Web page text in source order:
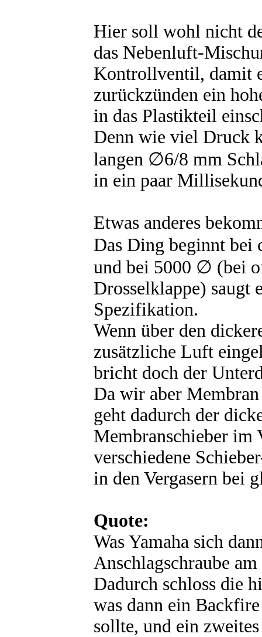
Hier soll wohl nicht
das Nebenluft-
Kontrollventil, damit
zurückzünden ein
in das Plastikteil
Denn wie viel Druck
langen ∅6/8 mm
in ein paar
Etwas anderes
Das Ding beginnt
und bei 5000 ∅ (bei
Drosselklappe) saugt
Spezifikation.
Wenn über den
zusätzliche Luft
bricht doch der
Da wir aber
geht dadurch der
Membranschieber im
verschiedene
in den Vergasern bei
Quote:
Was Yamaha sich
Anschlagschraube
Dadurch schloss die
was dann ein
sollte, und ein